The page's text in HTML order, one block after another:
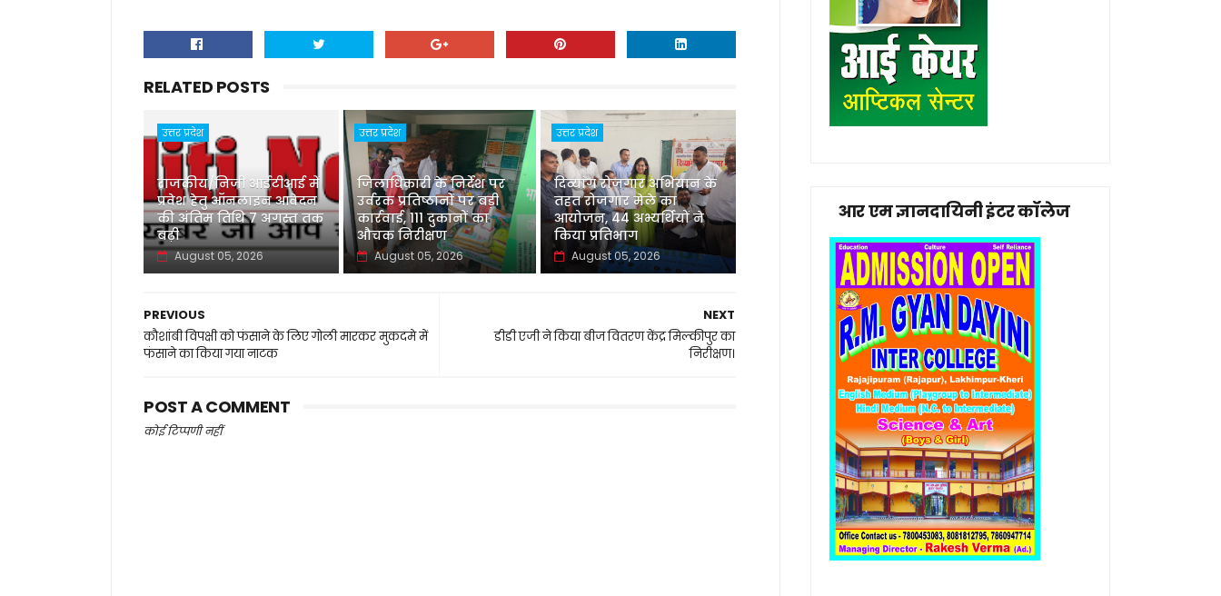
RELATED POSTS
उत्तर प्रदेश
राजकीय/निजी आईटीआई में
प्रवेश हेतु ऑनलाइन आवेदन
की अंतिम तिथि 7 अगस्त तक
बढ़ी
August 05, 2026
उत्तर प्रदेश
जिलाधिकारी के निर्देश पर
उर्वरक प्रतिष्ठानों पर बड़ी
कार्रवाई, 111 दुकानों का
औचक निरीक्षण
August 05, 2026
उत्तर प्रदेश
दिव्यांग रोजगार अभियान के
तहत रोजगार मेले का
आयोजन, 44 अभ्यर्थियों ने
किया प्रतिभाग
August 05, 2026
NEXT
डीडी एजी ने किया बीज वितरण केंद्र मिल्कीपुर का
निरीक्षण।
PREVIOUS
कौशांबी विपक्षी को फंसाने के लिए गोली मारकर मुकदमे में
फंसाने का किया गया नाटक
POST A COMMENT
कोई टिप्पणी नहीं
आर एम ज्ञानदायिनी इंटर कॉलेज